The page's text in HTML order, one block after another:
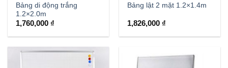
Bảng di động trắng
1.2×2.0m
1,760,000 ₫
Bảng lật 2 mặt 1.2×1.4m
1,826,000 ₫